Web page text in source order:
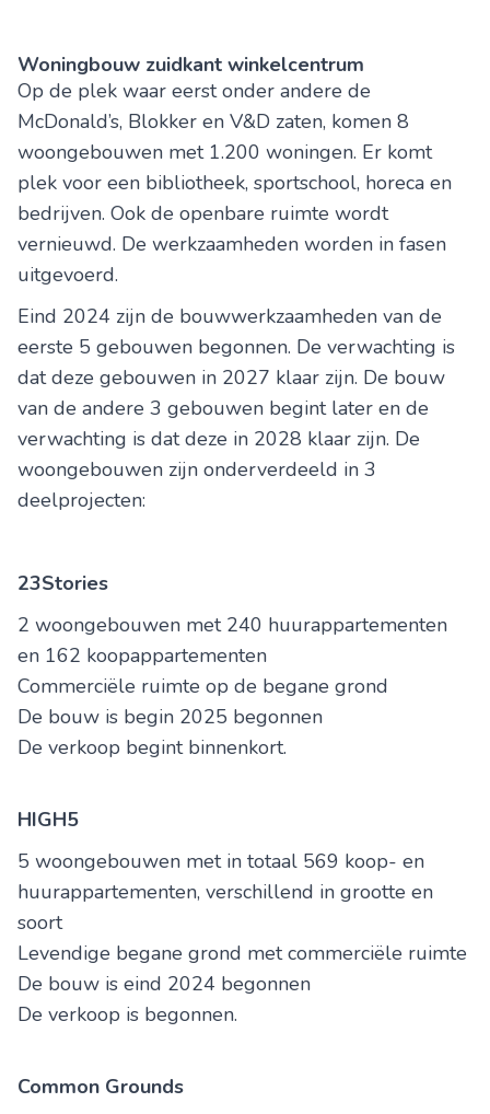
Woningbouw zuidkant winkelcentrum
Op de plek waar eerst onder andere de
McDonald’s, Blokker en V&D zaten, komen 8
woongebouwen met 1.200 woningen. Er komt
plek voor een bibliotheek, sportschool, horeca en
bedrijven. Ook de openbare ruimte wordt
vernieuwd. De werkzaamheden worden in fasen
uitgevoerd.
Eind 2024 zijn de bouwwerkzaamheden van de
eerste 5 gebouwen begonnen. De verwachting is
dat deze gebouwen in 2027 klaar zijn. De bouw
van de andere 3 gebouwen begint later en de
verwachting is dat deze in 2028 klaar zijn. De
woongebouwen zijn onderverdeeld in 3
deelprojecten:
23Stories
2 woongebouwen met 240 huurappartementen
en 162 koopappartementen
Commerciële ruimte op de begane grond
De bouw is begin 2025 begonnen
De verkoop begint binnenkort.
HIGH5
5 woongebouwen met in totaal 569 koop- en
huurappartementen, verschillend in grootte en
soort
Levendige begane grond met commerciële ruimte
De bouw is eind 2024 begonnen
De verkoop is begonnen.
Common Grounds